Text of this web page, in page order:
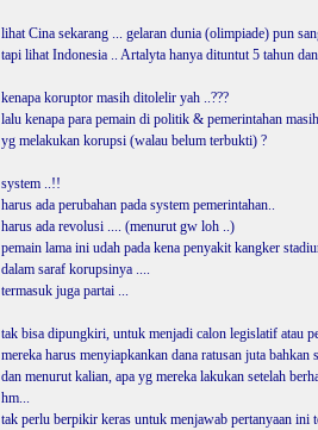
lihat Cina sekarang ... gelaran dunia (olimpiade) pun
tapi lihat Indonesia .. Artalyta hanya dituntut 5 tahun
kenapa koruptor masih ditolelir yah ..???
lalu kenapa para pemain di politik & pemerintahan
yg melakukan korupsi (walau belum terbukti) ?
system ..!!
harus ada perubahan pada system pemerintahan..
harus ada revolusi .... (menurut gw loh ..)
pemain lama ini udah pada kena penyakit kangker
dalam saraf korupsinya ....
termasuk juga partai ...
tak bisa dipungkiri, untuk menjadi calon legislatif atau
mereka harus menyiapkankan dana ratusan juta bahkan
dan menurut kalian, apa yg mereka lakukan setelah
hm...
tak perlu berpikir keras untuk menjawab pertanyaan ini